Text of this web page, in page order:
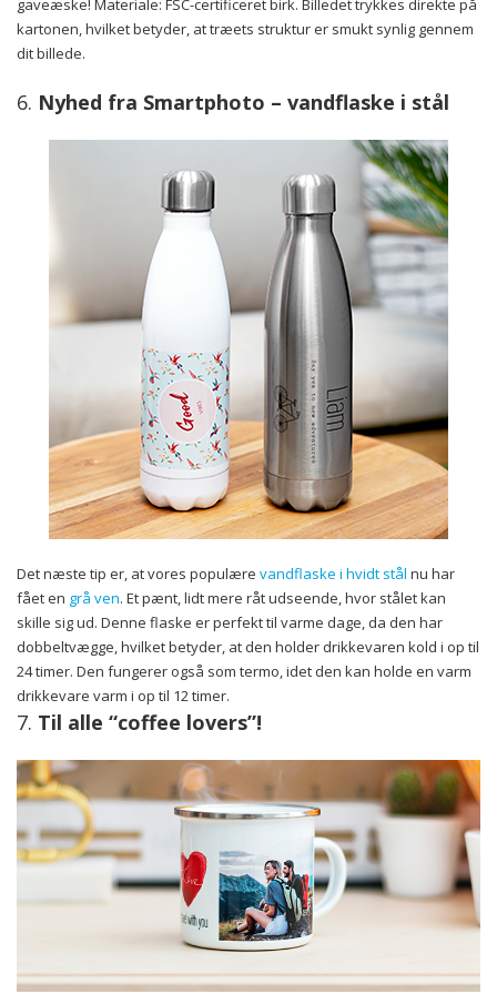
gaveæske! Materiale: FSC-certificeret birk. Billedet trykkes direkte på
kartonen, hvilket betyder, at træets struktur er smukt synlig gennem
dit billede.
6. Nyhed fra Smartphoto – vandflaske i stål
Det næste tip er, at vores populære vandflaske i hvidt stål nu har
fået en grå ven. Et pænt, lidt mere råt udseende, hvor stålet kan
skille sig ud. Denne flaske er perfekt til varme dage, da den har
dobbeltvægge, hvilket betyder, at den holder drikkevaren kold i op til
24 timer. Den fungerer også som termo, idet den kan holde en varm
drikkevare varm i op til 12 timer.
7. Til alle “coffee lovers”!